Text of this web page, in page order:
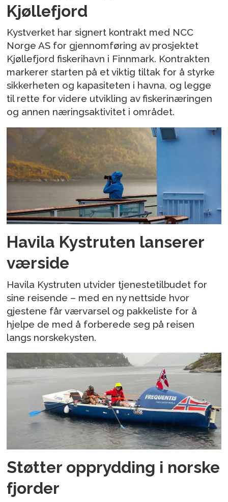
Kjøllefjord
Kystverket har signert kontrakt med NCC
Norge AS for gjennomføring av prosjektet
Kjøllefjord fiskerihavn i Finnmark. Kontrakten
markerer starten på et viktig tiltak for å styrke
sikkerheten og kapasiteten i havna, og legge
til rette for videre utvikling av fiskerinæringen
og annen næringsaktivitet i området.
Havila Kystruten lanserer
værside
Havila Kystruten utvider tjenestetilbudet for
sine reisende – med en ny nettside hvor
gjestene får værvarsel og pakkeliste for å
hjelpe de med å forberede seg på reisen
langs norskekysten.
Støtter opprydding i norske
fjorder